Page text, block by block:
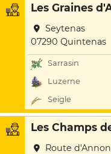
Les Graines
Seytenas
07290 Quintenas
Sarrasin
Luzerne
Seigle
Les Champs
Route